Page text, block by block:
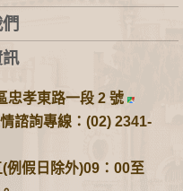
忠孝東路一段 2 號
諮詢專線：(02) 2341-
例假日除外)09：00至